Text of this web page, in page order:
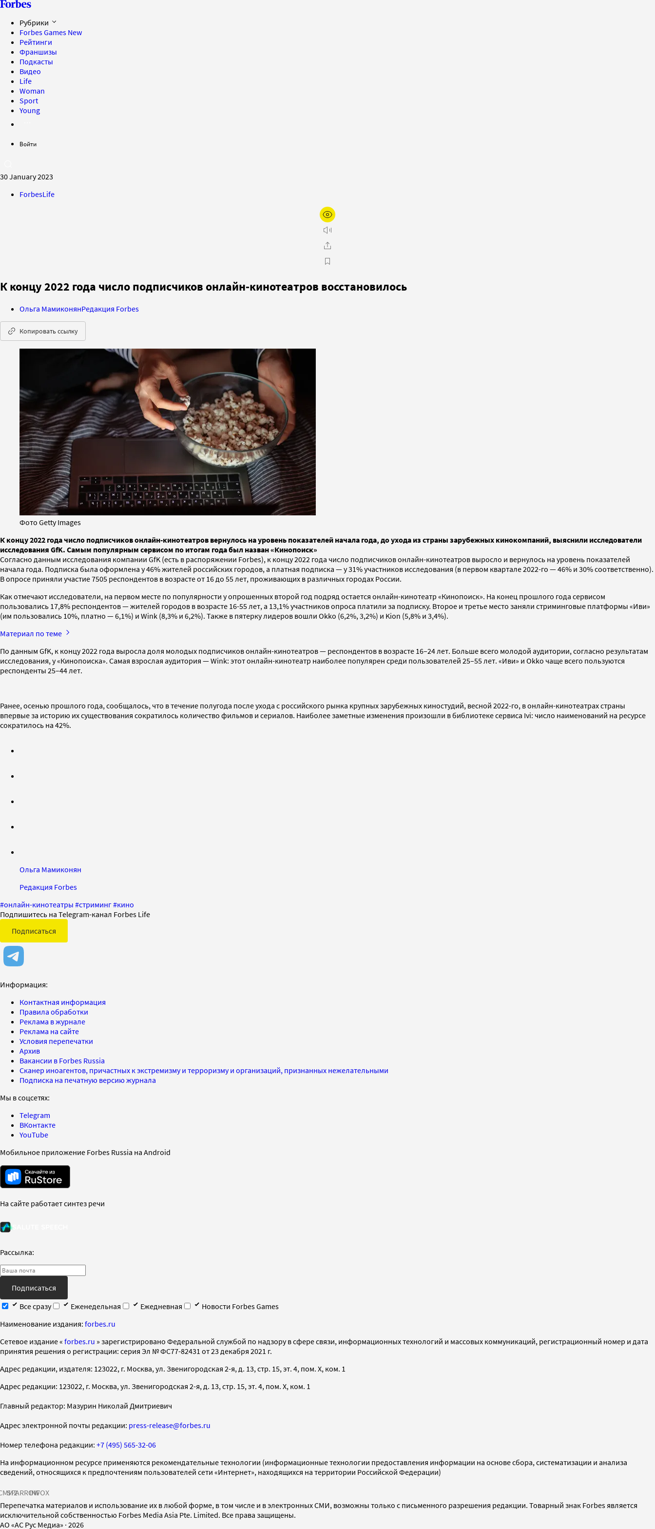
Рубрики
Forbes Games New
Рейтинги
Франшизы
Подкасты
Видео
Life
Woman
Sport
Young
Войти
30 January 2023
ForbesLife
К концу 2022 года число подписчиков онлайн-кинотеатров восстановилось
Ольга МамиконянРедакция Forbes
Копировать ссылку
Фото Getty Images
К концу 2022 года число подписчиков онлайн-кинотеатров вернулось на уровень показателей начала года, до ухода из страны зарубежных кинокомпаний, выяснили исследователи
исследования GfK. Самым популярным сервисом по итогам года был назван «Кинопоиск»
Согласно данным исследования компании GfK (есть в распоряжении Forbes), к концу 2022 года число подписчиков онлайн-кинотеатров выросло и вернулось на уровень показателей
начала года. Подписка была оформлена у 46% жителей российских городов, а платная подписка — у 31% участников исследования (в первом квартале 2022-го — 46% и 30% соответственно).
В опросе приняли участие 7505 респондентов в возрасте от 16 до 55 лет, проживающих в различных городах России.
Как отмечают исследователи, на первом месте по популярности у опрошенных второй год подряд остается онлайн-кинотеатр «Кинопоиск». На конец прошлого года сервисом
пользовались 17,8% респондентов — жителей городов в возрасте 16-55 лет, а 13,1% участников опроса платили за подписку. Второе и третье место заняли стриминговые платформы «Иви»
(им пользовались 10%, платно — 6,1%) и Wink (8,3% и 6,2%). Также в пятерку лидеров вошли Okko (6,2%, 3,2%) и Kion (5,8% и 3,4%).
Материал по теме
По данным GfK, к концу 2022 года выросла доля молодых подписчиков онлайн-кинотеатров — респондентов в возрасте 16–24 лет. Больше всего молодой аудитории, согласно результатам
исследования, у «Кинопоиска». Самая взрослая аудитория — Wink: этот онлайн-кинотеатр наиболее популярен среди пользователей 25–55 лет. «Иви» и Оkko чаще всего пользуются
респонденты 25–44 лет.
Ранее, осенью прошлого года, сообщалось, что в течение полугода после ухода с российского рынка крупных зарубежных киностудий, весной 2022-го, в онлайн-кинотеатрах страны
впервые за историю их существования сократилось количество фильмов и сериалов. Наиболее заметные изменения произошли в библиотеке сервиса Ivi: число наименований на ресурсе
сократилось на 42%.
Ольга Мамиконян
Редакция Forbes
#онлайн-кинотеатры #стриминг#кино
Подпишитесь на Telegram-канал Forbes Life
Подписаться
Информация:
Контактная информация
Правила обработки
Реклама в журнале
Реклама на сайте
Условия перепечатки
Архив
Вакансии в Forbes Russia
Сканер иноагентов, причастных к экстремизму и терроризму и организаций, признанных нежелательными
Подписка на печатную версию журнала
Мы в соцсетях:
Telegram
ВКонтакте
YouTube
Мобильное приложение Forbes Russia на Android
На сайте работает синтез речи
Рассылка:
Подписаться
Все сразу
Еженедельная Ежедневная
Новости Forbes Games
Наименование издания: forbes.ru
Cетевое издание « forbes.ru » зарегистрировано Федеральной службой по надзору в сфере связи, информационных технологий и массовых коммуникаций, регистрационный номер и дата
принятия решения о регистрации: серия Эл № ФС77-82431 от 23 декабря 2021 г.
Адрес редакции, издателя: 123022, г. Москва, ул. Звенигородская 2-я, д. 13, стр. 15, эт. 4, пом. X, ком. 1
Адрес редакции: 123022, г. Москва, ул. Звенигородская 2-я, д. 13, стр. 15, эт. 4, пом. X, ком. 1
Главный редактор: Мазурин Николай Дмитриевич
Адрес электронной почты редакции: press-release@forbes.ru
Номер телефона редакции: +7 (495) 565-32-06
На информационном ресурсе применяются рекомендательные технологии (информационные технологии предоставления информации на основе сбора, систематизации и анализа
сведений, относящихся к предпочтениям пользователей сети «Интернет», находящихся на территории Российской Федерации)
SPARROWINFOX
Перепечатка материалов и использование их в любой форме, в том числе и в электронных СМИ, возможны только с письменного разрешения редакции. Товарный знак Forbes является
исключительной собственностью Forbes Media Asia Pte. Limited. Все права защищены.
AO «АС Рус Медиа» · 2026